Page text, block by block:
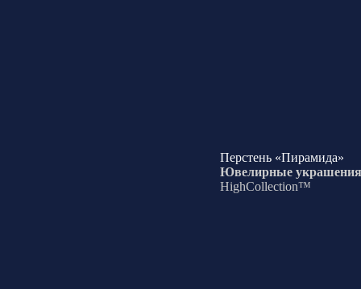
Перстень «Пирамида»
Ювелирные украшения
HighCollection™